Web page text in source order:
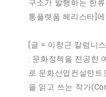
구소가 발행하는 한
통플랫폼 헤리스타]
[글 = 이창근 칼럼니스
: 문화정책을 전공한
로 문화산업컨설턴트
을 읽고 쓰는 작가